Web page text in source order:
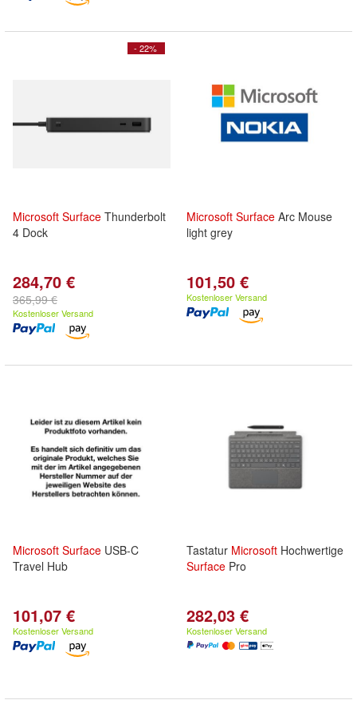
- 22%
Microsoft Surface Thunderbolt
4 Dock
284,70 €
365,99 €
Kostenloser Versand
Microsoft Surface Arc Mouse
light grey
101,50 €
Kostenloser Versand
Microsoft Surface USB-C
Travel Hub
101,07 €
Kostenloser Versand
Tastatur Microsoft Hochwertige
Surface Pro
282,03 €
Kostenloser Versand